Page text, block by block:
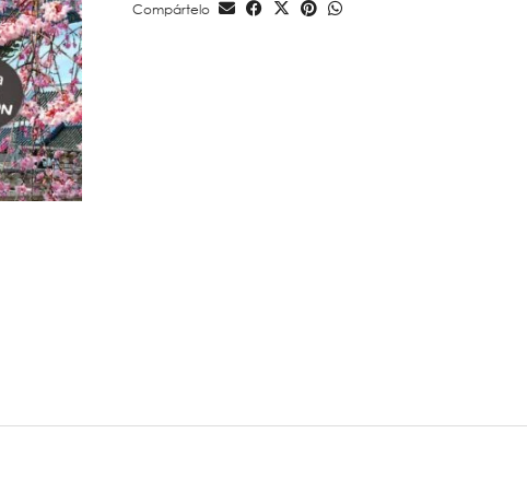
SUR
Compártelo